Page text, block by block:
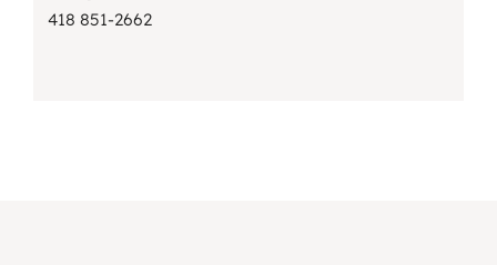
418 851-2662